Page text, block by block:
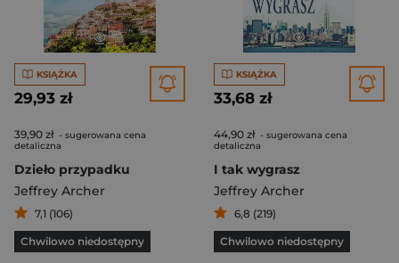
KSIĄŻKA
29,93 zł
39,90 zł - sugerowana cena
detaliczna
Dzieło przypadku
Jeffrey Archer
7,1 (106)
Chwilowo niedostępny
KSIĄŻKA
33,68 zł
44,90 zł - sugerowana cena
detaliczna
I tak wygrasz
Jeffrey Archer
6,8 (219)
Chwilowo niedostępny